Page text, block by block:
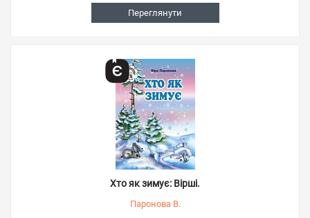
Переглянути
Хто як зимує: Вірші.
Паронова В.